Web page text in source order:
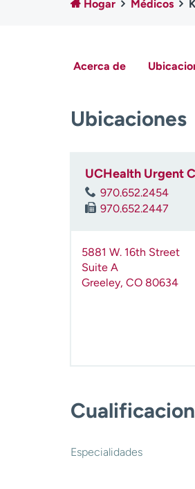
Hogar Médicos
Acerca de
Ubicaciones
UCHealth Urgent
970.652.2454
970.652.2447
5881 W. 16th Street
Suite A
Greeley, CO 80634
Especialidades